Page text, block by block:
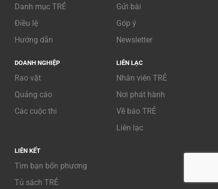
Danh mục TRẺ
Điều lệ
Hướng dẫn
Gửi bài
Góp ý
Newsletter
DOANH NGHIỆP
Rao vặt
Quảng cáo
Các cuộc thi
LIÊN LẠC
Nhân viên TRẺ
Nơi phát hành
Về báo TRẺ
Liên lạc
LIÊN KẾT
Tìm bạn bốn phương
Tủ sách TRẺ